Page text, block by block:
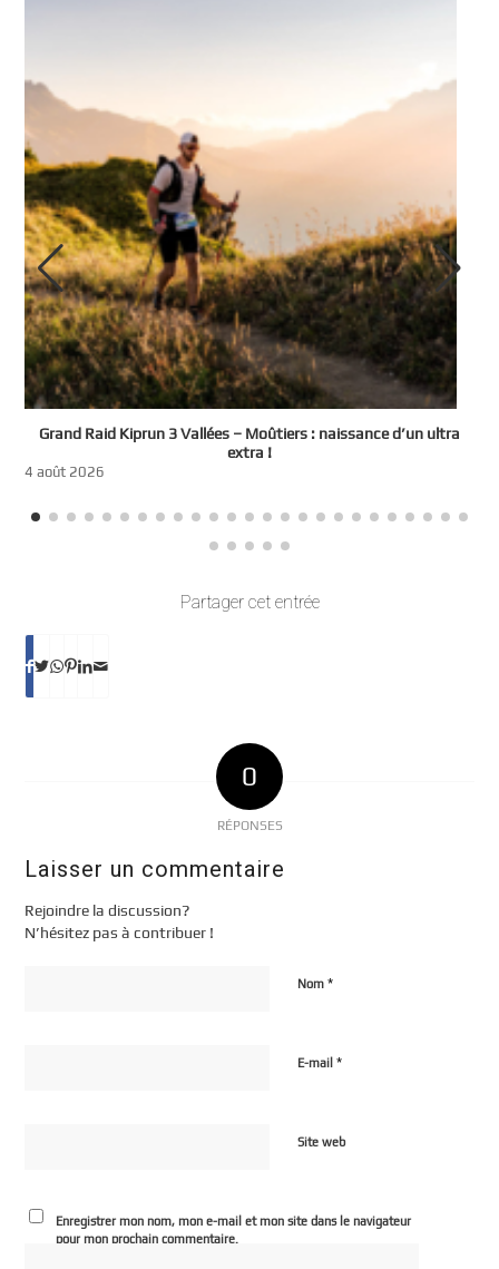
Grand Raid Kiprun 3 Vallées – Moûtiers : naissance d’un ultra
extra !
4 août 2026
Partager cet entrée
0
RÉPONSES
Laisser un commentaire
Rejoindre la discussion?
N’hésitez pas à contribuer !
Nom*
E-mail*
Site web
Enregistrer mon nom, mon e-mail et mon site dans le navigateur
pour mon prochain commentaire.